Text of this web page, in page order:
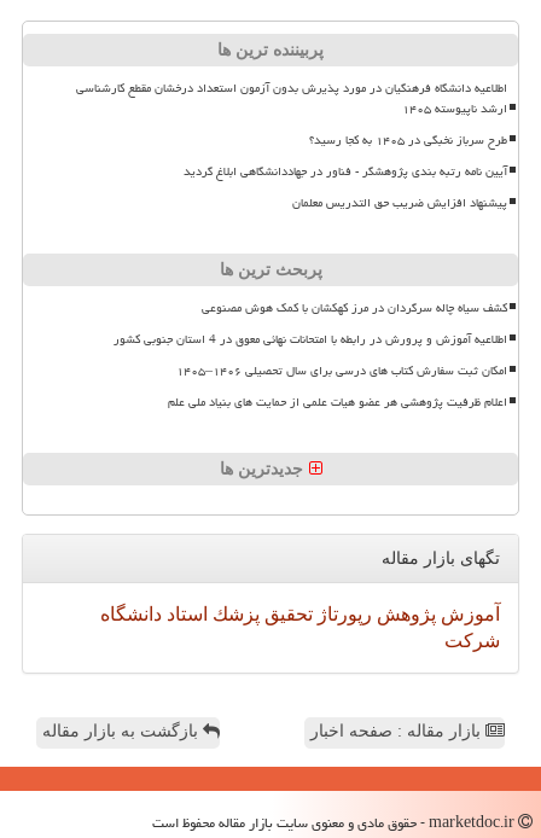
پربیننده ترین ها
اطلاعیه دانشگاه فرهنگیان در مورد پذیرش بدون آزمون استعداد درخشان مقطع کارشناسی
ارشد ناپیوسته ۱۴۰۵
طرح سرباز نخبگی در ۱۴۰۵ به کجا رسید؟
آیین نامه رتبه بندی پژوهشگر - فناور در جهاددانشگاهی ابلاغ گردید
پیشنهاد افزایش ضریب حق التدریس معلمان
پربحث ترین ها
کشف سیاه چاله سرگردان در مرز کهکشان با کمک هوش مصنوعی
اطلاعیه آموزش و پرورش در رابطه با امتحانات نهائی معوق در 4 استان جنوبی کشور
امکان ثبت سفارش کتاب های درسی برای سال تحصیلی ۱۴۰۶–۱۴۰۵
اعلام ظرفیت پژوهشی هر عضو هیات علمی از حمایت های بنیاد ملی علم
جدیدترین ها
تگهای بازار مقاله
آموزش پژوهش رپورتاژ تحقیق پزشك استاد دانشگاه
شركت
بازار مقاله : صفحه اخبار بازگشت به بازار مقاله